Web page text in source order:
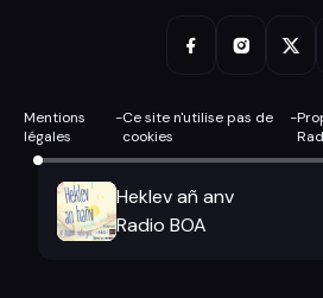
Mentions
légales
-Ce site n'utilise pas de
cookies
-
Heklev añ anv
Radio BOA